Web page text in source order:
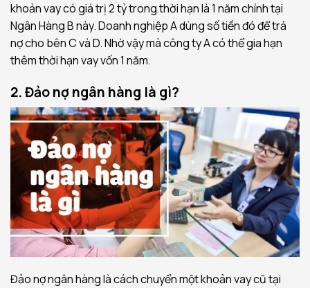
khoản vay có giá trị 2 tỷ trong thời hạn là 1 năm chính tại
Ngân Hàng B này. Doanh nghiệp A dùng số tiền đó để trả
nợ cho bên C và D. Nhờ vậy mà công ty A có thể gia hạn
thêm thời hạn vay vốn 1 năm.
2. Đảo nợ ngân hàng là gì?
Đảo nợ ngân hàng là cách chuyển một khoản vay cũ tại